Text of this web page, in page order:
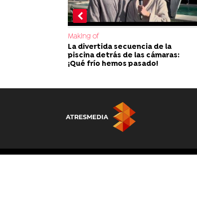
Making of
La divertida secuencia de la
piscina detrás de las cámaras:
¡Qué frío hemos pasado!